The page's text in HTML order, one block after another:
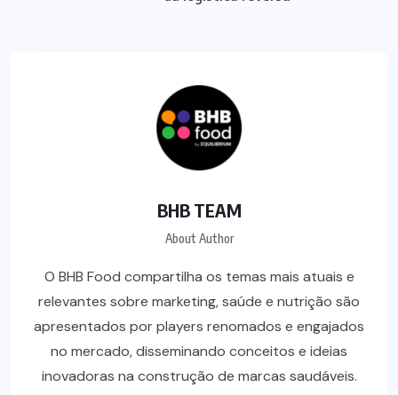
BHB TEAM
About Author
O BHB Food compartilha os temas mais atuais e
relevantes sobre marketing, saúde e nutrição são
apresentados por players renomados e engajados
no mercado, disseminando conceitos e ideias
inovadoras na construção de marcas saudáveis.